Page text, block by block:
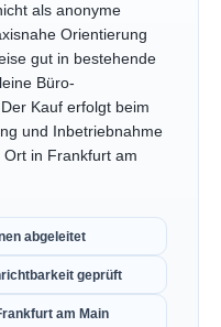
als anonyme
Orientierung
gut in bestehende
Büro-
Kauf erfolgt beim
und Inbetriebnahme
in Frankfurt am
abgeleitet
geprüft
am Main